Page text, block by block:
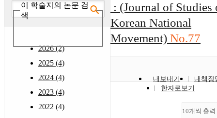
이 학술지의 논문 검
색
2026 (2)
2025 (4)
2024 (4)
2023 (4)
2022 (4)
: (Journal of Studies
Korean National
Movement) No.77
내보내기
내책장
한자로보기
10개씩 출력